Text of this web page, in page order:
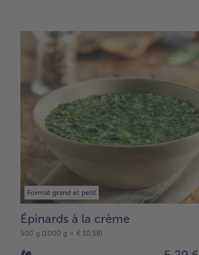
Format grand et petit
Épinards à la crème
500 g (1000 g = € 10,58)